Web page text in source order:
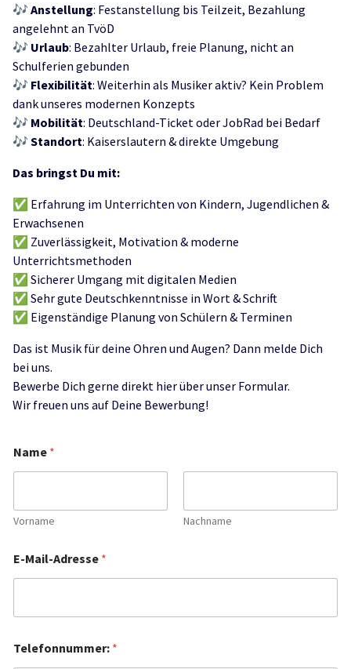
🎶 Anstellung: Festanstellung bis Teilzeit, Bezahlung
angelehnt an TvöD
🎶 Urlaub: Bezahlter Urlaub, freie Planung, nicht an
Schulferien gebunden
🎶 Flexibilität: Weiterhin als Musiker aktiv? Kein Problem
dank unseres modernen Konzepts
🎶 Mobilität: Deutschland-Ticket oder JobRad bei Bedarf
🎶 Standort: Kaiserslautern & direkte Umgebung
Das bringst Du mit:
✅ Erfahrung im Unterrichten von Kindern, Jugendlichen &
Erwachsenen
✅ Zuverlässigkeit, Motivation & moderne
Unterrichtsmethoden
✅ Sicherer Umgang mit digitalen Medien
✅ Sehr gute Deutschkenntnisse in Wort & Schrift
✅ Eigenständige Planung von Schülern & Terminen
Das ist Musik für deine Ohren und Augen? Dann melde Dich
bei uns.
Bewerbe Dich gerne direkt hier über unser Formular.
Wir freuen uns auf Deine Bewerbung!
o
c
n
t
g
a
n
Name *
Vorname Nachname
E-Mail-Adresse *
Telefonnummer: *